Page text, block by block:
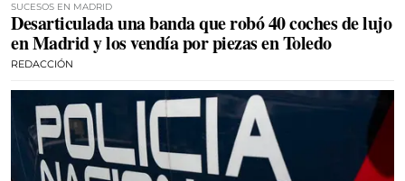
SUCESOS EN MADRID
Desarticulada una banda que robó 40 coches de lujo
en Madrid y los vendía por piezas en Toledo
REDACCIÓN